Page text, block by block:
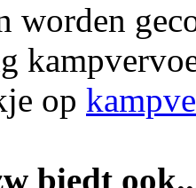
worden
op
biedt